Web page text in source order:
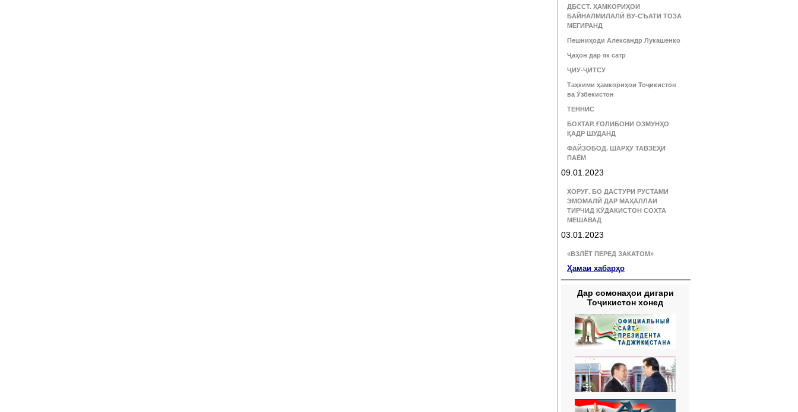
ДБССТ. ҲАМКОРИҲОИ
БАЙНАЛМИЛАЛӢ ВУ-СЪАТИ ТОЗА
МЕГИРАНД
Пешниҳоди Александр Лукашенко
Ҷаҳон дар як сатр
ҶИУ-ҶИТСУ
Таҳкими ҳамкориҳои Тоҷикистон
ва Ӯзбекистон
ТЕННИС
БОХТАР. ҒОЛИБОНИ ОЗМУНҲО
ҚАДР ШУДАНД
ФАЙЗОБОД. ШАРҲУ ТАВЗЕҲИ
ПАЁМ
09.01.2023
ХОРУҒ. БО ДАСТУРИ РУСТАМИ
ЭМОМАЛӢ ДАР МАҲАЛЛАИ
ТИРЧИД КӮДАКИСТОН СОХТА
МЕШАВАД
03.01.2023
«ВЗЛЁТ ПЕРЕД ЗАКАТОМ»
Ҳамаи хабарҳо
Дар сомонаҳои дигари
Тоҷикистон хонед